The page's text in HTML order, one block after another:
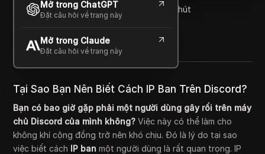
Mở trong ChatGPT
Đặt câu hỏi về trang này
Mở trong Claude
Đặt câu hỏi về trang này
30 Th11 2025 3
Đọc trong giây phút
Copy Link
Tại Sao Bạn Nên Biết Cách IP Ban Trên Discord?
Bạn có bao giờ gặp phải một người dùng gây rối trên máy
chủ Discord của mình không? Việc này có thể làm cho
không khí cộng đồng trở nên khó chịu. Đó là lý do tại sao
việc biết cách IP ban một người dùng là rất quan trọng. IP